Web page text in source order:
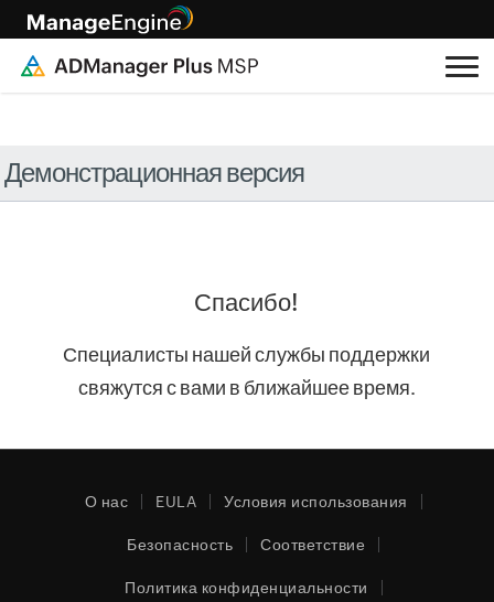
Демонстрационная версия
Спасибо!
Специалисты нашей службы поддержки
свяжутся с вами в ближайшее время.
О нас EULA Условия использования
Безопасность Соответствие
Политика конфиденциальности